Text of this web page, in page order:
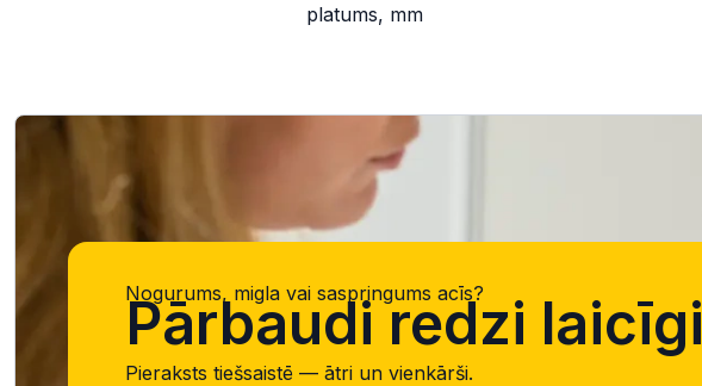
platums, mm
Nogurums, migla vai saspringums acīs?
Pārbaudi redzi laicīgi
Pieraksts tiešsaistē — ātri un vienkārši.